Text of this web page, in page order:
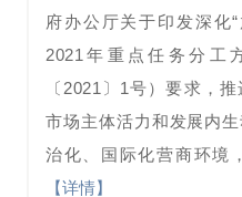
府办公厅关于印发深化
2021年重点任务分工
〔2021〕1号）要求，
市场主体活力和发展内
治化、国际化营商环境
【详情】